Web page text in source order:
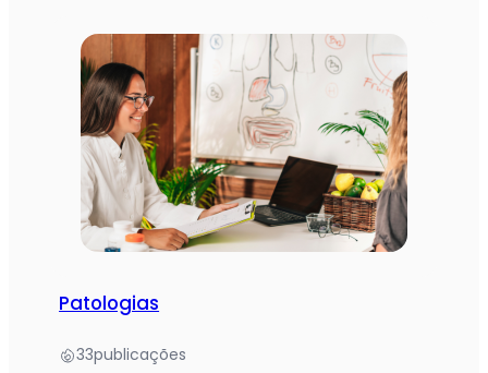
Patologias
33publicações